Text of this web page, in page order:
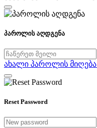
პაროლის აღდგენა
ახალი პაროლის მიღება
Reset Password